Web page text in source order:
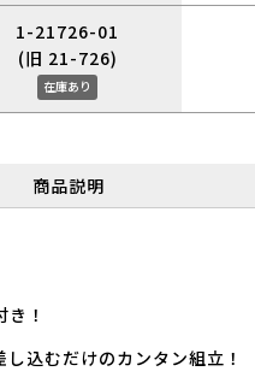
1-21726-01
(旧 21-726)
在庫あり
商品説明
！
込むだけのカンタン組立！